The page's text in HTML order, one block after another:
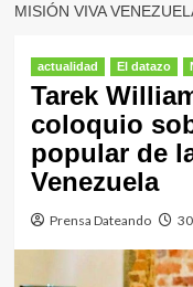
MISIÓN VIVA
actualidad El datazo
Tarek
coloquio
popular de
Venezuela
Prensa Dateando